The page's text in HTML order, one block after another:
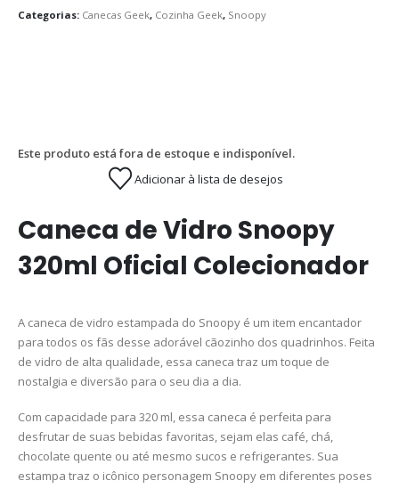
Categorias: Canecas Geek, Cozinha Geek, Snoopy
Este produto está fora de estoque e indisponível.
Adicionar à lista de desejos
Caneca de Vidro Snoopy
320ml Oficial Colecionador
A caneca de vidro estampada do Snoopy é um item encantador
para todos os fãs desse adorável cãozinho dos quadrinhos. Feita
de vidro de alta qualidade, essa caneca traz um toque de
nostalgia e diversão para o seu dia a dia.
Com capacidade para 320 ml, essa caneca é perfeita para
desfrutar de suas bebidas favoritas, sejam elas café, chá,
chocolate quente ou até mesmo sucos e refrigerantes. Sua
estampa traz o icônico personagem Snoopy em diferentes poses